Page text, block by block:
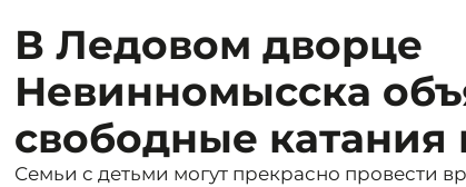
В Ледовом дворце
Невинномысска
свободные
Семьи с детьми могут прекрасно провести